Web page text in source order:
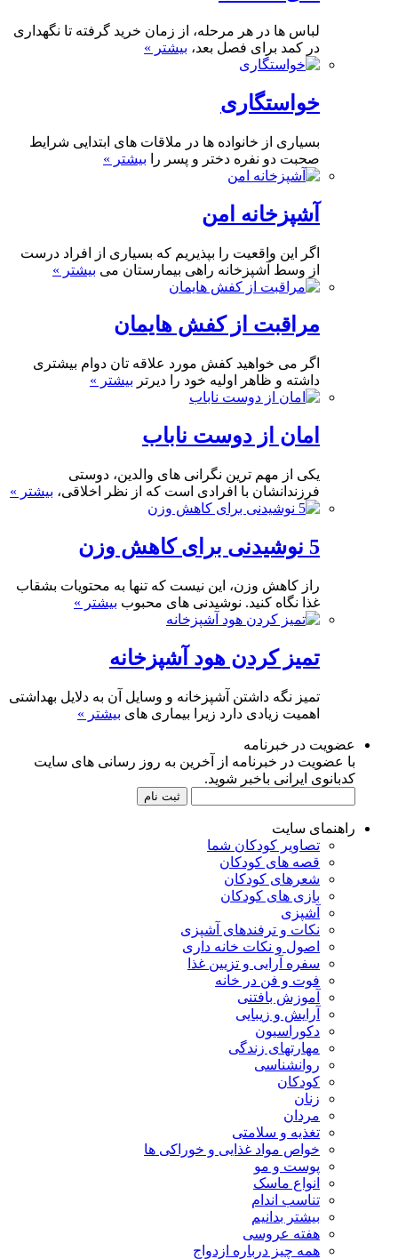
لباس ها در هر مرحله، از زمان خرید گرفته تا نگهداری
در کمد برای فصل بعد، بیشتر »
خواستگاری
بسیاری از خانواده ها در ملاقات های ابتدایی شرایط
صحبت دو نفره دختر و پسر را بیشتر »
آشپزخانه امن
اگر این واقعیت را بپذیریم که بسیاری از افراد درست
از وسط آشپزخانه راهی بیمارستان می بیشتر »
مراقبت از کفش هایمان
اگر می خواهید کفش مورد علاقه تان دوام بیشتری
داشته و ظاهر اولیه خود را دیرتر بیشتر »
امان از دوست ناباب
یکی از مهم ترین نگرانی های والدین، دوستی
فرزندانشان با افرادی است که از نظر اخلاقی، بیشتر »
5 نوشیدنی برای کاهش وزن
راز کاهش وزن، این نیست که تنها به محتویات بشقاب
غذا نگاه کنید. نوشیدنی های محبوب بیشتر »
تمیز کردن هود آشپزخانه
تمیز نگه داشتن آشپزخانه و وسایل آن به دلایل بهداشتی
اهمیت زیادی دارد زیرا بیماری های بیشتر »
عضویت در خبرنامه
با عضویت در خبرنامه از آخرین به روز رسانی های سایت
کدبانوی ایرانی باخبر شوید.
راهنمای سایت
تصاویر کودکان شما
قصه های کودکان
شعرهای کودکان
بازی های کودکان
آشپزی
نکات و ترفندهای آشپزی
اصول و نکات خانه داری
سفره آرایی و تزیین غذا
فوت و فن در خانه
آموزش بافتنی
آرایش و زیبایی
دکوراسیون
مهارتهای زندگی
روانشناسی
کودکان
زنان
مردان
تغذیه و سلامتی
خواص مواد غذایی و خوراکی ها
پوست و مو
انواع ماسک
تناسب اندام
بیشتر بدانیم
هفته عروسی
همه چیز درباره ازدواج